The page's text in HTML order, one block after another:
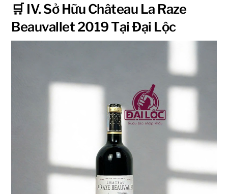
🛒 IV. Sở Hữu Château La Raze
Beauvallet 2019 Tại Đại Lộc